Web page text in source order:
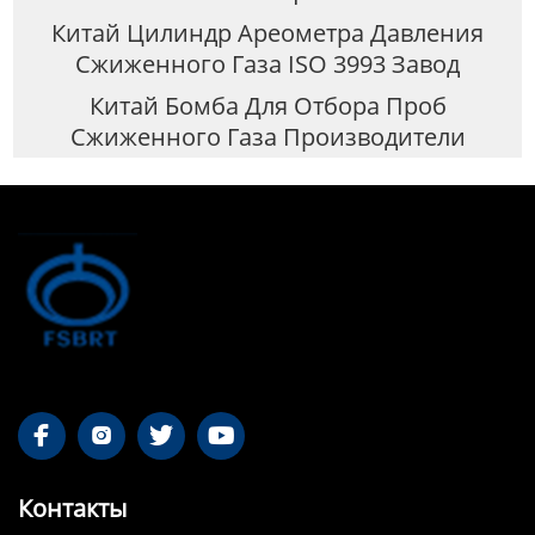
Китай Цилиндр Ареометра Давления
Сжиженного Газа ISO 3993 Завод
Китай Бомба Для Отбора Проб
Сжиженного Газа Производители
   
Контакты